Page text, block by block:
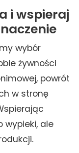
i wspieraj
wybór
żywności
powrót
w stronę
wypieki, ale